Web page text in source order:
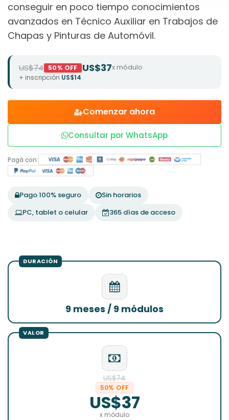
conseguir en poco tiempo conocimientos
avanzados en Técnico Auxiliar en Trabajos de
Chapas y Pinturas de Automóvil.
US$74 50% OFF US$37x módulo
+ inscripción US$14
Comenzar ahora
Consultar por WhatsApp
Pagá con:
Pago 100% seguro
Sin horarios
PC, tablet o celular
365 días de acceso
9 meses / 9 módulos
US$74
50% OFF
US$37
x módulo